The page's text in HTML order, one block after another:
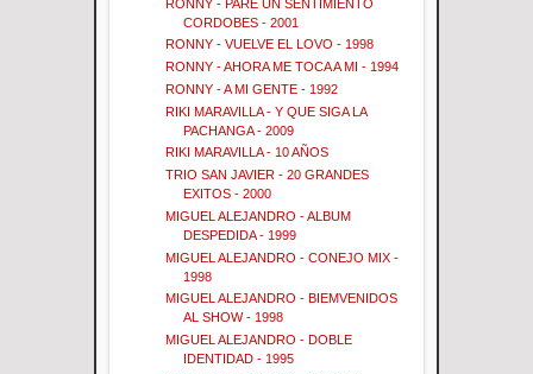
RONNY - PARE UN SENTIMIENTO
CORDOBES - 2001
RONNY - VUELVE EL LOVO - 1998
RONNY - AHORA ME TOCA A MI - 1994
RONNY - A MI GENTE - 1992
RIKI MARAVILLA - Y QUE SIGA LA
PACHANGA - 2009
RIKI MARAVILLA - 10 AÑOS
TRIO SAN JAVIER - 20 GRANDES
EXITOS - 2000
MIGUEL ALEJANDRO - ALBUM
DESPEDIDA - 1999
MIGUEL ALEJANDRO - CONEJO MIX -
1998
MIGUEL ALEJANDRO - BIEMVENIDOS
AL SHOW - 1998
MIGUEL ALEJANDRO - DOBLE
IDENTIDAD - 1995